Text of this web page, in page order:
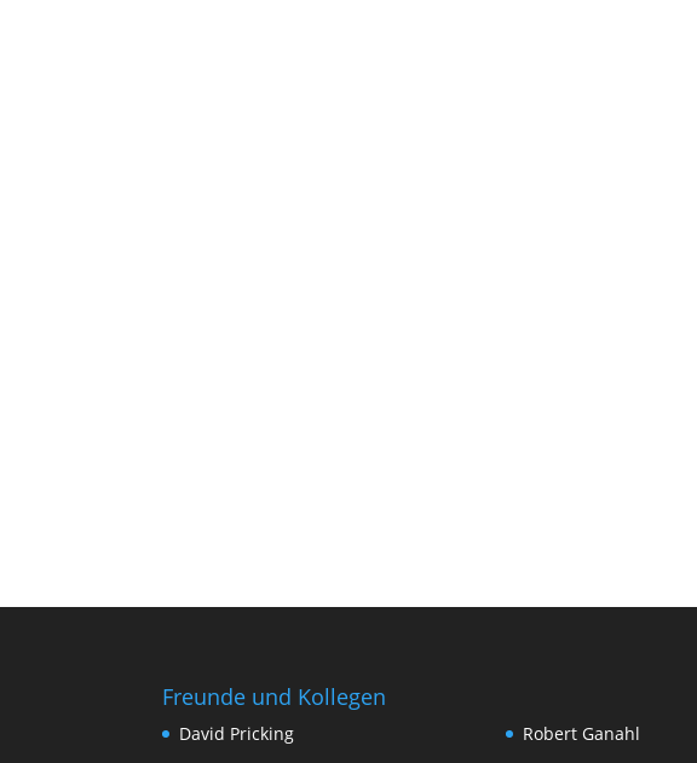
Freunde und Kollegen
David Pricking
Robert Ganahl